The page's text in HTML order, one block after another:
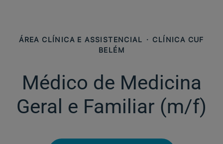
ÁREA CLÍNICA E ASSISTENCIAL · CLÍNICA CUF
BELÉM
Médico de Medicina
Geral e Familiar (m/f)